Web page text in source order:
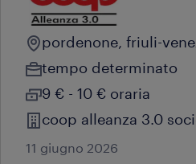
pordenone, friuli-
tempo determinato
9 € - 10 € oraria
coop alleanza 3.0
11 giugno 2026